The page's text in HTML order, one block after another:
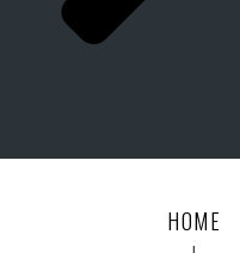
HOME